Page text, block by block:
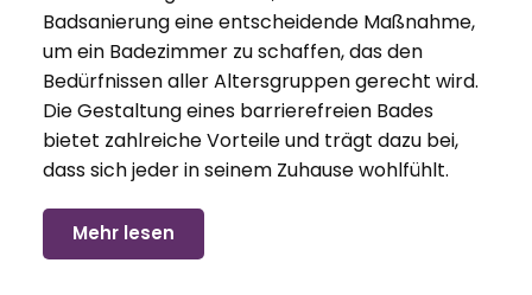
Badsanierungeine entscheidende Maßnahme,
um ein Badezimmer zu schaffen, das den
Bedürfnissen aller Altersgruppen gerecht wird.
Die Gestaltung eines barrierefreien Bades
bietet zahlreiche Vorteile und trägt dazu bei,
dass sich jeder in seinem Zuhause wohlfühlt.
Mehr lesen